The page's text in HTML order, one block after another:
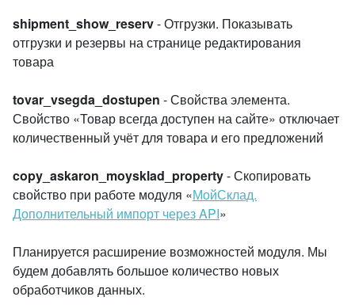
shipment_show_reserv- Отгрузки. Показывать
отгрузки и резервы на странице редактирования
товара
tovar_vsegda_dostupen - Свойства элемента.
Свойство «Товар всегда доступен на сайте» отключает
количественный учёт для товара и его предложений
copy_askaron_moysklad_property- Скопировать
свойство при работе модуля «МойСклад.
Дополнительный импорт через API»
Планируется расширение возможностей модуля. Мы
будем добавлять большое количество новых
обработчиков данных.